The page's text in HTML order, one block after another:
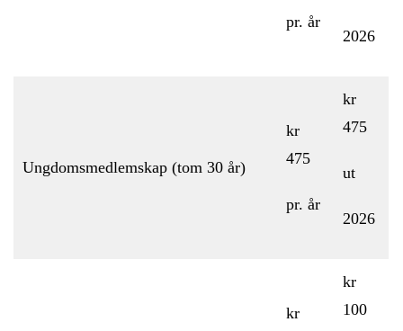
pr. år
2026
Ungdomsmedlemskap (tom 30 år)
kr
475
pr. år
kr
475
ut
2026
kr
kr
100